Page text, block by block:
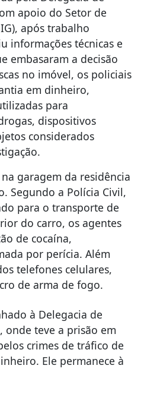
apoio do Setor de
após trabalho
informações técnicas e
embasaram a decisão
no imóvel, os policiais
em dinheiro,
para
dispositivos
considerados
garagem da residência
Segundo a Polícia Civil,
para o transporte de
do carro, os agentes
de cocaína,
por perícia. Além
telefones celulares,
de arma de fogo.
à Delegacia de
onde teve a prisão em
crimes de tráfico de
Ele permanece à